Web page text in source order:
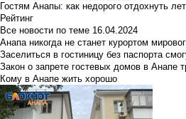
Гостям Анапы: как недорого отдохнуть
Рейтинг
Все новости по теме 16.04.2024
Анапа никогда не станет курортом
Заселиться в гостиницу без паспорта
Закон о запрете гостевых домов в Анапе
Кому в Анапе жить хорошо